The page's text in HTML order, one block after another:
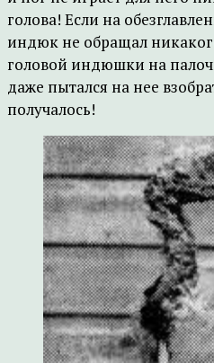
голова! Если на
индюк не обращал
головой индюшки на
даже пытался на нее
получалось!